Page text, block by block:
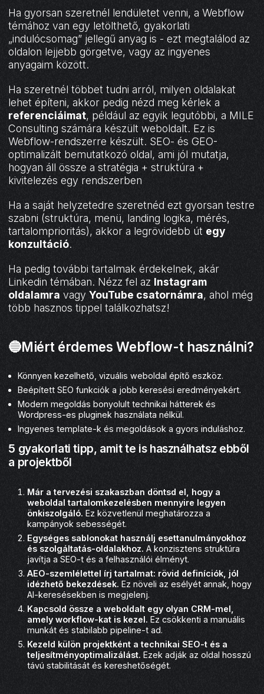
Ha gyorsan szeretnél lendületet venni, a Webflow
témához van egy letölthető, gyakorlati
„indulócsomag” jellegű anyag is - ezt megtalálod az
oldalon lejjebb görgetve, vagy az ingyenes
anyagaim között.
Ha szeretnél többet tudni arról, milyen oldalakat
lehet építeni, akkor pedig nézd meg kérlek a
referenciáimat, például az egyik legutóbbi, a MILE
Consulting számára készült weboldalt. Ez is
Webflow-rendszerre készült. SEO- és GEO-
optimalizált bemutatkozó oldal, ami jól mutatja,
hogyan áll össze a stratégia + struktúra +
kivitelezés egy rendszerben
Ha a saját helyzetedre szeretnéd ezt gyorsan testre
szabni (struktúra, menü, landing logika, mérés,
tartalomprioritás), akkor a legrövidebb út egy
konzultáció.
Ha pedig további tartalmak érdekelnek, akár
Linkedin témában. Nézz fel az Instagram
oldalamra vagyYouTube csatornámra, ahol még
több hasznos tippel találkozhatsz!
🔵Miért érdemes Webflow-t használni?
Könnyen kezelhető, vizuális weboldal építő eszköz.
Beépített SEO funkciók a jobb keresési eredményekért.
Modern megoldás bonyolult technikai hátterek és
Wordpress-es pluginek használata nélkül.
Ingyenes template-k és megoldások a gyors induláshoz.
5 gyakorlati tipp, amit te is használhatsz ebből
a projektből
Már a tervezési szakaszban döntsd el, hogy a
weboldal tartalomkezelésben mennyire legyen
önkiszolgáló. Ez közvetlenül meghatározza a
kampányok sebességét.
Egységes sablonokat használj esettanulmányokhoz
és szolgáltatás-oldalakhoz. A konzisztens struktúra
javítja a SEO-t és a felhasználói élményt.
AEO-szemlélettel írj tartalmat: rövid definíciók, jól
idézhető bekezdések. Ez növeli az esélyét annak, hogy
AI-keresésekben is megjelenj.
Kapcsold össze a weboldalt egy olyan CRM-mel,
amely workflow-kat is kezel. Ez csökkenti a manuális
munkát és stabilabb pipeline-t ad.
Kezeld külön projektként a technikai SEO-t és a
teljesítményoptimalizálást. Ezek adják az oldal hosszú
távú stabilitását és kereshetőségét.